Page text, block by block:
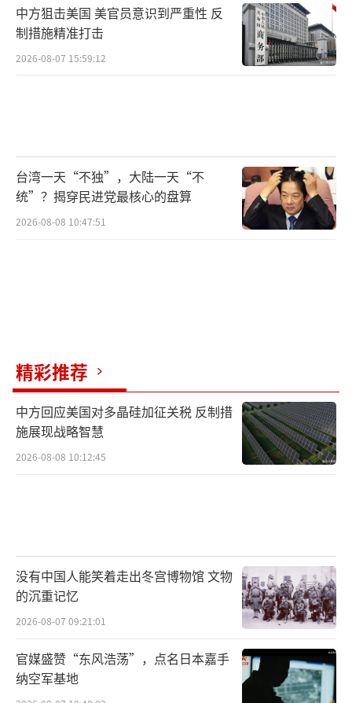
中方狙击美国 美官员意识到严重性 反
制措施精准打击
2026-08-07 15:59:12
台湾一天“不独”，大陆一天“不
统”？揭穿民进党最核心的盘算
2026-08-08 10:47:51
精彩推荐
中方回应美国对多晶硅加征关税 反制措
施展现战略智慧
2026-08-08 10:12:45
没有中国人能笑着走出冬宫博物馆 文物
的沉重记忆
2026-08-07 09:21:01
官媒盛赞“东风浩荡”，点名日本嘉手
纳空军基地